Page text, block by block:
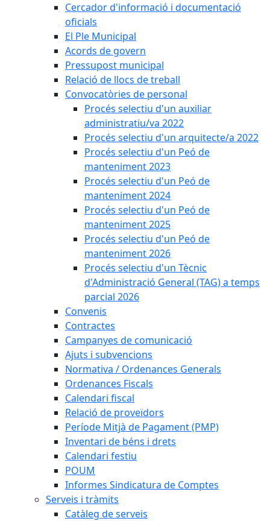
Cercador d'informació i documentació
oficials
El Ple Municipal
Acords de govern
Pressupost municipal
Relació de llocs de treball
Convocatòries de personal
Procés selectiu d'un auxiliar
administratiu/va 2022
Procés selectiu d'un arquitecte/a 2022
Procés selectiu d'un Peó de
manteniment 2023
Procés selectiu d'un Peó de
manteniment 2024
Procés selectiu d'un Peó de
manteniment 2025
Procés selectiu d'un Peó de
manteniment 2026
Procés selectiu d'un Tècnic
d'Administració General (TAG) a temps
parcial 2026
Convenis
Contractes
Campanyes de comunicació
Ajuts i subvencions
Normativa / Ordenances Generals
Ordenances Fiscals
Calendari fiscal
Relació de proveïdors
Període Mitjà de Pagament (PMP)
Inventari de béns i drets
Calendari festiu
POUM
Informes Sindicatura de Comptes
Serveis i tràmits
Catàleg de serveis